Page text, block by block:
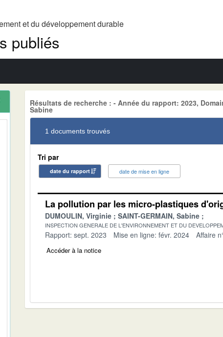
et du développement durable
publiés
Résultats de recherche : - Année du rapport: 2023,
Sabine
1 documents trouvés
Tri par
date du rapport date de mise en ligne
La pollution par les micro-plastiques
DUMOULIN, Virginie SAINT-GERMAIN, Sabine
INSPECTION GENERALE DE L'ENVIRONNEMENT ET DU
Rapport: sept. 2023 Mise en ligne: févr. 2024 Affaire
Accéder à la notice